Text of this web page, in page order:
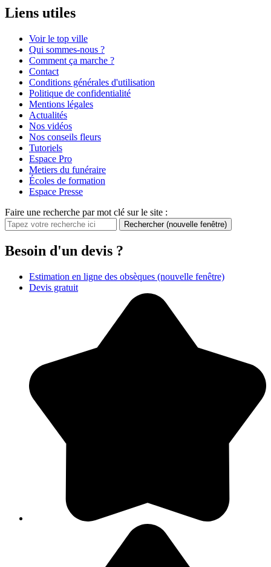
Liens utiles
Voir le top ville
Qui sommes-nous ?
Comment ça marche ?
Contact
Conditions générales d'utilisation
Politique de confidentialité
Mentions légales
Actualités
Nos vidéos
Nos conseils fleurs
Tutoriels
Espace Pro
Metiers du funéraire
Écoles de formation
Espace Presse
Faire une recherche par mot clé sur le site :
Rechercher (nouvelle fenêtre)
Besoin d'un devis ?
Estimation en ligne des obsèques (nouvelle fenêtre)
Devis gratuit